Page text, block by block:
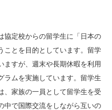
協定校からの留学生に「日本の
ことを目的としています。留学
ますが、週末や長期休暇を利用
ラムを実施しています。留学生
、家族の一員として留学生を受
中で国際交流をしながら互いの